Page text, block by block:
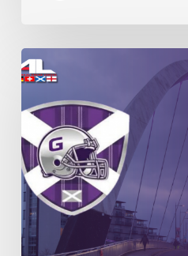
Tartans
sichern
sich
schottisches
Talent
Christopher
Brown